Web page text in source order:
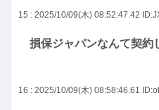
15 : 2025/10/09(木) 08:52:47.42
損保ジャパンなんて契約
16 : 2025/10/09(木) 08:58:46.61